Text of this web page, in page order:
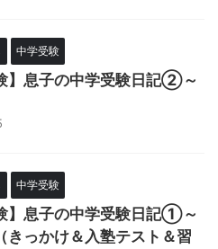
中学受験
】息子の中学受験日記②～
中学受験
】息子の中学受験日記①～
きっかけ＆入塾テスト＆習